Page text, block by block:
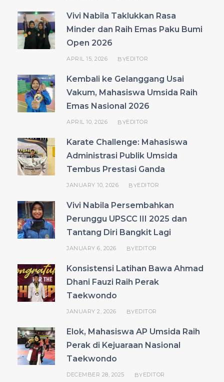
Vivi Nabila Taklukkan Rasa
Minder dan Raih Emas Paku Bumi
Open 2026
APRIL 15, 2026 BYEDITOR
Kembali ke Gelanggang Usai
Vakum, Mahasiswa Umsida Raih
Emas Nasional 2026
APRIL 10, 2026 BYEDITOR
Karate Challenge: Mahasiswa
Administrasi Publik Umsida
Tembus Prestasi Ganda
JANUARY 10, 2026 BYEDITOR
Vivi Nabila Persembahkan
Perunggu UPSCC III 2025 dan
Tantang Diri Bangkit Lagi
JANUARY 6, 2026 BYEDITOR
Konsistensi Latihan Bawa Ahmad
Dhani Fauzi Raih Perak
Taekwondo
JANUARY 2, 2026 BYEDITOR
Elok, Mahasiswa AP Umsida Raih
Perak di Kejuaraan Nasional
Taekwondo
DECEMBER 28, 2025 BYEDITOR